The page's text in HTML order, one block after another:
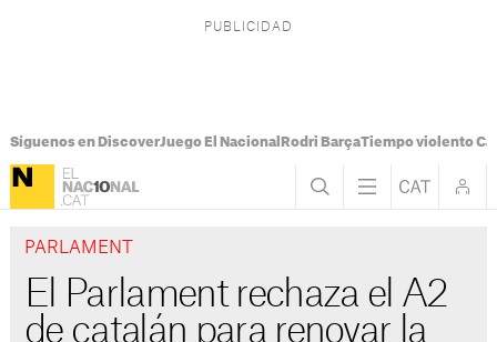
Síguenos en DiscoverJuego El Nacional Rodri BarçaTiempo violento
PARLAMENT
El Parlament rechaza el A2
de catalán para renovar la